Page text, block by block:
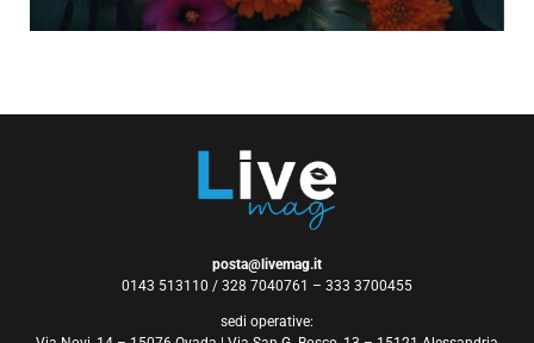
posta@livemag.it
0143 513110 / 328 7040761 – 333 3700455
sedi operative: